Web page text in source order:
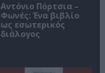
Αντόνιο Πόρτσια –
Φωνές: Ένα βιβλίο
ως εσωτερικός
διάλογος